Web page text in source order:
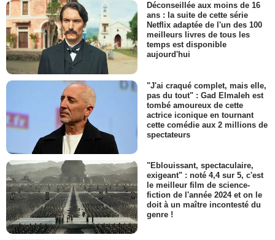
Déconseillée aux moins de 16
ans : la suite de cette série
Netflix adaptée de l'un des 100
meilleurs livres de tous les
temps est disponible
aujourd'hui
"J'ai craqué complet, mais elle,
pas du tout" : Gad Elmaleh est
tombé amoureux de cette
actrice iconique en tournant
cette comédie aux 2 millions de
spectateurs
"Eblouissant, spectaculaire,
exigeant" : noté 4,4 sur 5, c'est
le meilleur film de science-
fiction de l'année 2024 et on le
doit à un maître incontesté du
genre !